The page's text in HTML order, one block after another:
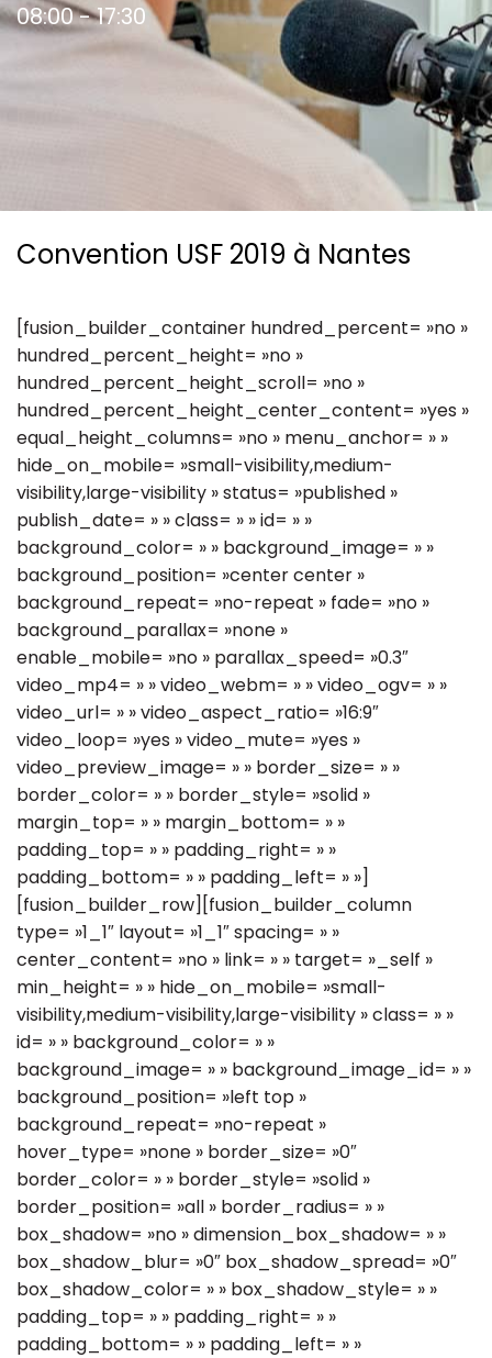
Ressources
08:00 - 17:30
Convention USF 2019 à Nantes
[fusion_builder_container hundred_percent= »no »
hundred_percent_height= »no »
hundred_percent_height_scroll= »no »
hundred_percent_height_center_content= »yes »
equal_height_columns= »no » menu_anchor= » »
hide_on_mobile= »small-visibility,medium-
visibility,large-visibility » status= »published »
publish_date= » » class= » » id= » »
background_color= » » background_image= » »
background_position= »center center »
background_repeat= »no-repeat » fade= »no »
background_parallax= »none »
enable_mobile= »no » parallax_speed= »0.3″
video_mp4= » » video_webm= » » video_ogv= » »
video_url= » » video_aspect_ratio= »16:9″
video_loop= »yes » video_mute= »yes »
video_preview_image= » » border_size= » »
border_color= » » border_style= »solid »
margin_top= » » margin_bottom= » »
padding_top= » » padding_right= » »
padding_bottom= » » padding_left= » »]
[fusion_builder_row][fusion_builder_column
type= »1_1″ layout= »1_1″ spacing= » »
center_content= »no » link= » » target= »_self »
min_height= » » hide_on_mobile= »small-
visibility,medium-visibility,large-visibility » class= » »
id= » » background_color= » »
background_image= » » background_image_id= » »
background_position= »left top »
background_repeat= »no-repeat »
hover_type= »none » border_size= »0″
border_color= » » border_style= »solid »
border_position= »all » border_radius= » »
box_shadow= »no » dimension_box_shadow= » »
box_shadow_blur= »0″ box_shadow_spread= »0″
box_shadow_color= » » box_shadow_style= » »
padding_top= » » padding_right= » »
padding_bottom= » » padding_left= » »